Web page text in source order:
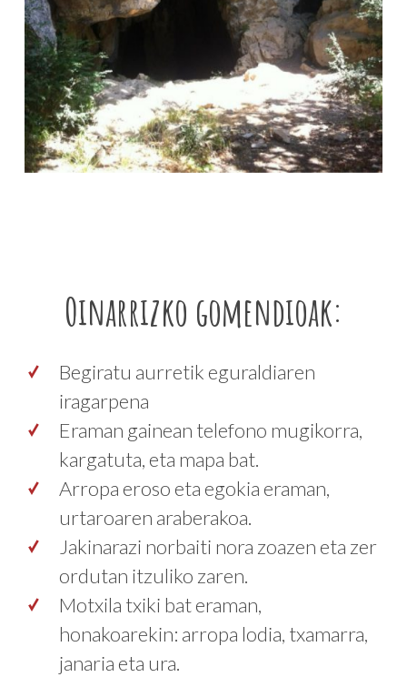
Oinarrizko gomendioak:
Begiratu aurretik eguraldiaren
iragarpena
Eraman gainean telefono mugikorra,
kargatuta, eta mapa bat.
Arropa eroso eta egokia eraman,
urtaroaren araberakoa.
Jakinarazi norbaiti nora zoazen eta zer
ordutan itzuliko zaren.
Motxila txiki bat eraman,
honakoarekin: arropa lodia, txamarra,
janaria eta ura.